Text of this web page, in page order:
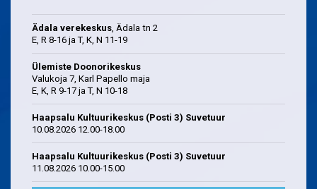
Ädala verekeskus, Ädala tn 2
E, R 8-16 ja T, K, N 11-19
Ülemiste Doonorikeskus
Valukoja 7, Karl Papello maja
E, K, R 9-17 ja T, N 10-18
Haapsalu Kultuurikeskus (Posti 3) Suvetuur
10.08.2026 12.00-18.00
Haapsalu Kultuurikeskus (Posti 3) Suvetuur
11.08.2026 10.00-15.00